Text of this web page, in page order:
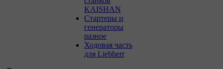
KAISHAN
Стартеры и
генераторы
разное
Ходовая часть
для Liebherr